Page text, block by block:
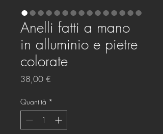
Anelli fatti a mano
in alluminio e pietre
colorate
38,00 €
Quantità *